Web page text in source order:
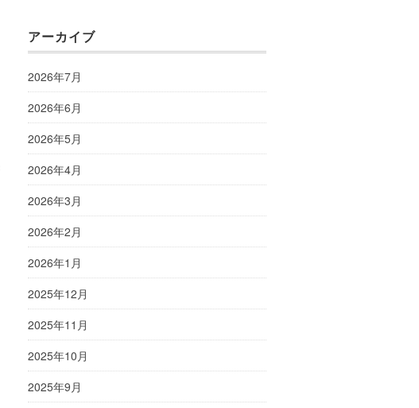
アーカイブ
2026年7月
2026年6月
2026年5月
2026年4月
2026年3月
2026年2月
2026年1月
2025年12月
2025年11月
2025年10月
2025年9月